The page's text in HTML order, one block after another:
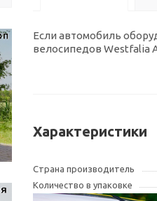
Если автомобиль
велосипедов Westfalia
Характеристики
Страна производитель
Количество в упаковке